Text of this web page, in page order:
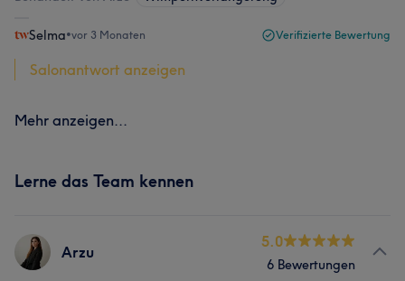
Selma•vor 3 Monaten Verifizierte Bewertung
Salonantwort anzeigen
Mehr anzeigen...
Lerne das Team kennen
Arzu
5.0
6 Bewertungen